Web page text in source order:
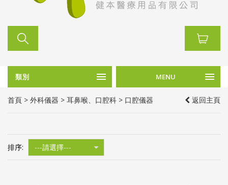
類別 MENU
首頁 > 外科儀器 > 耳鼻喉、口腔科 > 口腔儀器 返回主頁
排序: